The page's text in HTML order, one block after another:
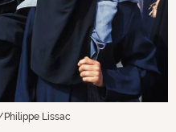
Lissac